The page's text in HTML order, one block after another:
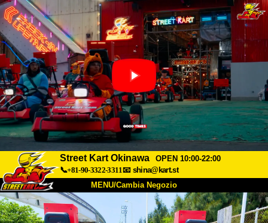
Street Kart Okinawa
OPEN 10:00-22:00
📞+81-90-3322-3311📧 shina@kart.st
MENU/Cambia Negozio
INIZIO